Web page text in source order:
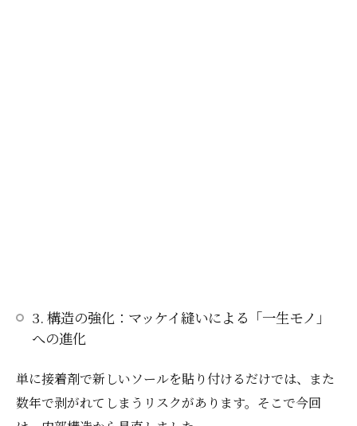
3. 構造の強化：マッケイ縫いによる「一生モノ」
への進化
単に接着剤で新しいソールを貼り付けるだけでは、また
数年で剥がれてしまうリスクがあります。そこで今回